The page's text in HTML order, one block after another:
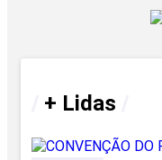
+ Lidas